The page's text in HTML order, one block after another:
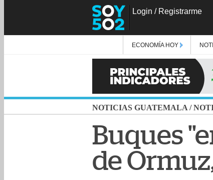
Login / Registrarme
ECONOMÍA HOY
NOTICIAS GUATEMALA /
Buques
de